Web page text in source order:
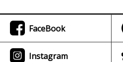
FaceBook
Instagram